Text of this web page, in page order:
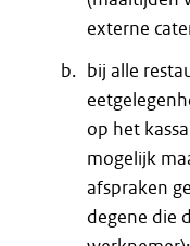
externe
bij alle
op het
mogelijk
afspraken
degene die